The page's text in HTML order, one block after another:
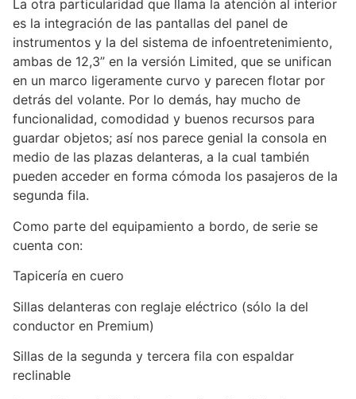
La otra particularidad que llama la atención al interior
es la integración de las pantallas del panel de
instrumentos y la del sistema de infoentretenimiento,
ambas de 12,3” en la versión Limited, que se unifican
en un marco ligeramente curvo y parecen flotar por
detrás del volante. Por lo demás, hay mucho de
funcionalidad, comodidad y buenos recursos para
guardar objetos; así nos parece genial la consola en
medio de las plazas delanteras, a la cual también
pueden acceder en forma cómoda los pasajeros de la
segunda fila.
Como parte del equipamiento a bordo, de serie se
cuenta con:
Tapicería en cuero
Sillas delanteras con reglaje eléctrico (sólo la del
conductor en Premium)
Sillas de la segunda y tercera fila con espaldar
reclinable